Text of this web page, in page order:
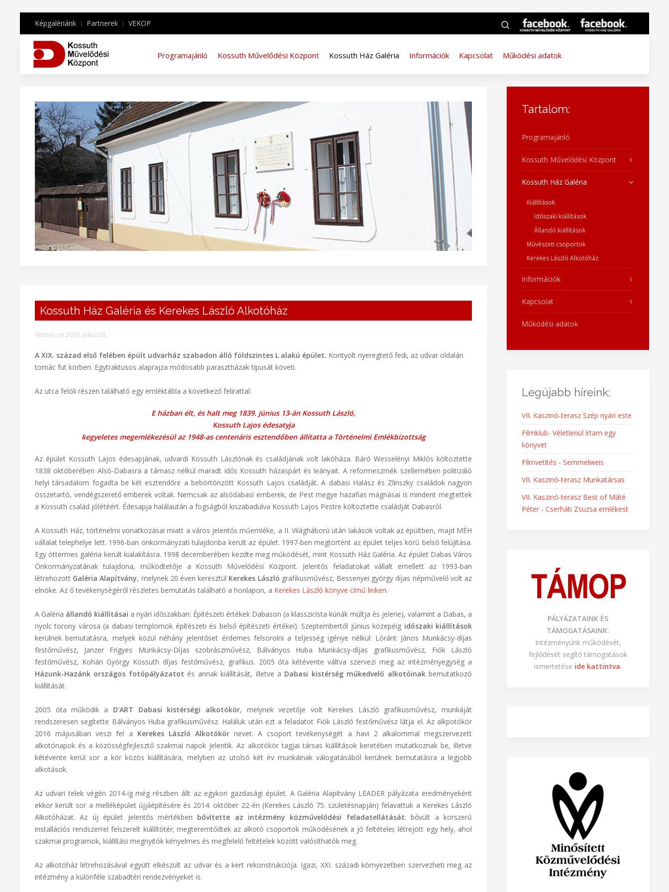
Képgalériánk Partnerek VEKOP
Programajánló Kossuth Művelődési Központ Kossuth Ház Galéria Információk Kapcsolat Működési adatok
Kossuth Ház Galéria és Kerekes László Alkotóház
Written on 2016. július 03..
A XIX. század első felében épült udvarház szabadon álló földszintes L alakú épület. Kontyolt nyeregtető fedi, az udvar oldalán
tornác fut körben. Egytraktusos alaprajza módosabb parasztházak típusát követi.
Az utca felöli részen található egy emléktábla a következő felirattal:
E házban élt, és halt meg 1839. június 13-án Kossuth László,
Kossuth Lajos édesatyja
kegyeletes megemlékezésül az 1948-as centenáris esztendőben állítatta a Történelmi Emlékbizottság
Az épület Kossuth Lajos édesapjának, udvardi Kossuth Lászlónak és családjának volt lakóháza. Báró Wesselényi Miklós költöztette
1838 októberében Alsó-Dabasra a támasz nélkül maradt idős Kossuth házaspárt és leányait. A reformeszmék szellemében politizáló
helyi társadalom fogadta be két esztendőre a bebörtönzött Kossuth Lajos családját. A dabasi Halász és Zlinszky családok nagyon
összetartó, vendégszerető emberek voltak. Nemcsak az alsódabasi emberek, de Pest megye hazafias mágnásai is mindent megtettek
a Kossuth család jólétéért. Édesapja halálaután a fogságból kiszabadulva Kossuth Lajos Pestre költöztette családját Dabasról.
A Kossuth Ház, történelmi vonatkozásai miatt a város jelentős műemléke, a II. Világháború után lakások voltak az épültben, majd MÉH
vállalat telephelye lett. 1996-ban önkormányzati tulajdonba került az épület. 1997-ben megtörtént az épület teljes körű belső felújítása.
Egy öttermes galéria került kialakításra. 1998 decemberében kezdte meg működését, mint Kossuth Ház Galéria. Az épület Dabas Város
Önkormányzatának tulajdona, működtetője a Kossuth Művelődési Központ. Jelentős feladatokat vállalt emellett az 1993-ban
létrehozott Galéria Alapítvány, melynek 20 éven keresztül Kerekes László grafikusművész, Bessenyei györgy díjas népművelő volt az
elnöke. Az ő tevékenységéről részletes bemutatás található a honlapon, a Kerekes László könyve című linken.
A Galéria állandó kiállításai a nyári időszakban: Építészeti értékek Dabason (a klasszicista kúriák múltja és jelene), valamint a Dabas, a
nyolc torony városa (a dabasi templomok építészeti és belső építészeti értékei). Szeptembertől június közepéig időszaki kiállítások
kerülnek bemutatásra, melyek közül néhány jelentőset érdemes felsorolni a teljesség igénye nélkül: Lóránt János Munkácsy-díjas
festőművész, Janzer Frigyes Munkácsy-Díjas szobrászművész, Bálványos Huba Munkácsy-díjas grafikusművész, Fiók László
festőművész, Kohán György Kossuth díjas festőművész, grafikus. 2005 óta kétévente váltva szervezi meg az intézményegység a
Házunk-Hazánk országos fotópályázatot és annak kiállítását, illetve a Dabasi kistérség műkedvelő alkotóinakbemutatkozó
kiállítását.
2005 óta működik a D'ART Dabasi kistérségi alkotókör, melynek vezetője volt Kerekes László grafikusművész, munkáját
rendszeresen segítette Bálványos Huba grafikusművész. Haláluk után ezt a feladatot Fiók László festőművész látja el. Az alkpotókör
2016 májusában veszi fel a Kerekes László Alkotókörnevet. A csoport tevékenységét a havi 2 alkalommal megszervezett
alkotónapok és a közösségfejlesztő szakmai napok jelentik. Az alkotókör tagjai társas kiállítások keretében mutatkoznak be, illetve
kétévente kerül sor a kör közös kiállítására, melyben az utolsó két év munkáinak válogatásából kerülnek bemutatásra a legjobb
alkotások.
Az udvari telek végén 2014-ig még részben állt az egykori gazdasági épület. A Galéria Alapítvány LEADER pályázata eredményeként
ekkor került sor a melléképület újjáépítésére és 2014. október 22-én (Kerekes László 75. születésnapján) felavattuk a Kerekes László
Alkotóházat. Az új épület jelentős mértékben bővítette az intézmény közművelődési feladatellátását: bővült a korszerű
installációs rendszerrel felszerelt kiállítótér; megteremtődtek az alkotó csoportok működésének a jó feltételei; létrejött egy hely, ahol
szakmai programok, kiállítási megnyitók kényelmes és megfelelő feltételek között valósíthatók meg.
Az alkotóház létrehozásával együtt elkészült az udvar és a kert rekonstrukciója. Igazi, XXI. századi környezetben szervezheti meg az
intézmény a különféle szabadtéri rendezvényeket is.
Tartalom:
Programajánló
Kossuth Művelődési Központ
Kossuth Ház Galéria
Kiállítások
Időszaki kiállítások
Állandó kiállítások
Művészeti csoportok
Kerekes László Alkotóház
Információk
Kapcsolat
Működési adatok
Legújabb híreink:
VII. Kaszinó-terasz Szép nyári este
Filmklub- Véletlenül írtam egy
könyvet
Filmvetítés - Semmelweis
VII. Kaszinó-terasz Munkatársas
VII. Kaszinó-terasz Best of Máté
Péter - Cserháti Zsuzsa emlékest
PÁLYÁZATAINK ÉS
TÁMOGATÁSAINK:
Intézményünk működését,
fejlődését segítő támogatások
ismertetése ide kattintva.